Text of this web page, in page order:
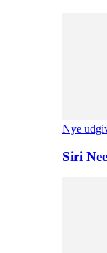
Nye
Siri